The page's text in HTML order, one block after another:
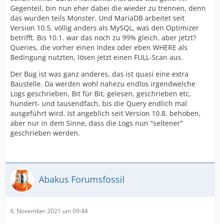
Gegenteil, bin nun eher dabei die wieder zu trennen, denn
das wurden teils Monster. Und MariaDB arbeitet seit
Version 10.5. völlig anders als MySQL, was den Optimizer
betrifft. Bis 10.1. war das noch zu 99% gleich, aber jetzt?
Queries, die vorher einen Index oder eben WHERE als
Bedingung nutzten, lösen jetzt einen FULL-Scan aus.
Der Bug ist was ganz anderes, das ist quasi eine extra
Baustelle. Da werden wohl nahezu endlos irgendwelche
Logs geschrieben, Bit für Bit, gelesen, geschrieben etc,
hundert- und tausendfach, bis die Query endlich mal
ausgeführt wird. Ist angeblich seit Version 10.8. behoben,
aber nur in dem Sinne, dass die Logs nun "seltener"
geschrieben werden.
Abakus Forumsfossil
6. November 2021 um 09:44